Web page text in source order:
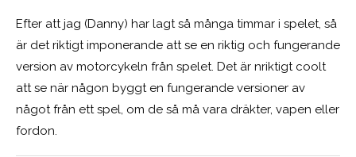
Efter att jag (Danny) har lagt så många timmar i spelet, så
är det riktigt imponerande att se en riktig och fungerande
version av motorcykeln från spelet. Det är nriktigt coolt
att se när någon byggt en fungerande versioner av
något från ett spel, om de så må vara dräkter, vapen eller
fordon.